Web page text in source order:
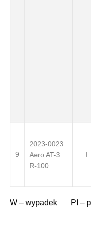
9
2023-0023
Aero AT-3
R-100
I
W – wypadek PI –